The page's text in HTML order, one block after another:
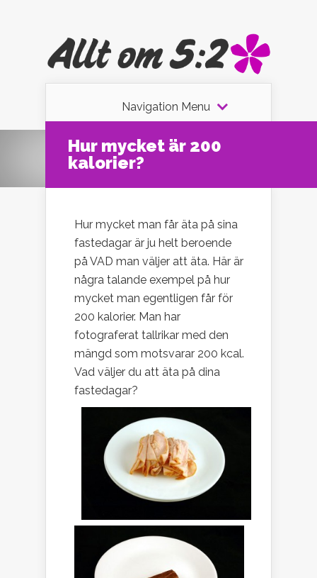
Navigation Menu
Hur mycket är 200
kalorier?
Hur mycket man får äta på sina
fastedagar är ju helt beroende
på VAD man väljer att äta. Här är
några talande exempel på hur
mycket man egentligen får för
200 kalorier. Man har
fotograferat tallrikar med den
mängd som motsvarar 200 kcal.
Vad väljer du att äta på dina
fastedagar?